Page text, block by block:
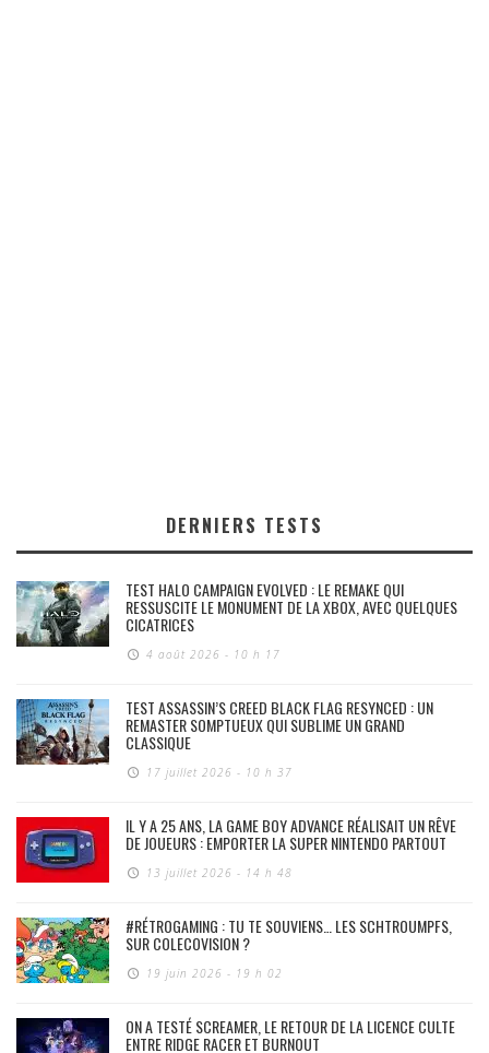
DERNIERS TESTS
TEST HALO CAMPAIGN EVOLVED : LE REMAKE QUI
RESSUSCITE LE MONUMENT DE LA XBOX, AVEC QUELQUES
CICATRICES
4 août 2026 - 10 h 17
TEST ASSASSIN’S CREED BLACK FLAG RESYNCED : UN
REMASTER SOMPTUEUX QUI SUBLIME UN GRAND
CLASSIQUE
17 juillet 2026 - 10 h 37
IL Y A 25 ANS, LA GAME BOY ADVANCE RÉALISAIT UN RÊVE
DE JOUEURS : EMPORTER LA SUPER NINTENDO PARTOUT
13 juillet 2026 - 14 h 48
#RÉTROGAMING : TU TE SOUVIENS… LES SCHTROUMPFS,
SUR COLECOVISION ?
19 juin 2026 - 19 h 02
ON A TESTÉ SCREAMER, LE RETOUR DE LA LICENCE CULTE
ENTRE RIDGE RACER ET BURNOUT